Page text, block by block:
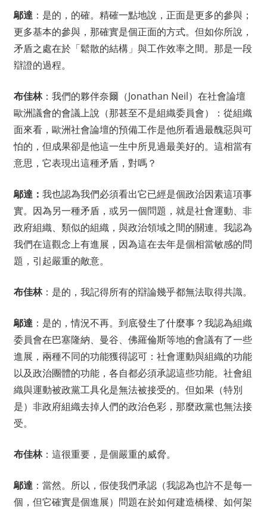
鄔達：是的，的確。精確一點地說，正面是更多的參與；
更多基本的參與，那確實是個正面的方式。但如你所說，
矛盾之處在於「鬆散的結構」與工作效率之間。那是一段
辯證的過程。
布佳林：我們的夥伴奈爾（Jonathan Neil）在社會論壇
歐洲議會的會議上說（那甚至不是組織委員會）：從組織
面來看，歐洲社會論壇的預備工作是他所看過最醜惡與可
怕的，但成果卻是他這一生中所見過最美好的。這相當有
意思，它表現出這種矛盾，對嗎？
鄔達： 我也認為我們必須看出它已經是個政治因素這項事
實。因為另一種矛盾，或另一個問題，就是社會運動、非
政府組織、類似的組織，與政治領域之間的關連。我認為
我們在這觀念上有進展，因為這在去年是個相當敏感的問
題，引起嚴重的敵意。
布佳林：是的，我記得所有的辯論幾乎都無法取得共識。
鄔達：是的，情況不再。到底發生了什麼事？我認為組織
委員會在巴塞隆納、曼谷、佛羅倫斯等地的會議有了一些
進展，兩種不同的功能獲得認可：社會運動與組織的功能
以及政治團體的功能，各自都必須承認這些功能。社會組
織與運動被政黨工具化是無法被接受的。但如果（特別
是）非政府組織去掉人們的政治色彩，那麼政黨也無法接
受。
布佳林：這很重要，是個嚴重的威脅。
鄔達：當然。所以，假使我們承認（我認為也許不是每一
個，但它確實是個進展）問題在於如何建造橋樑、如何架